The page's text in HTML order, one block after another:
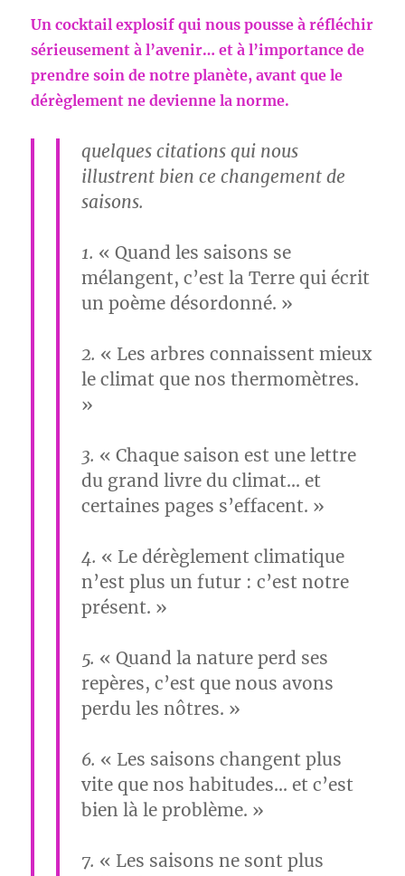
Un cocktail explosif qui nous pousse à réfléchir
sérieusement à l’avenir… et à l’importance de
prendre soin de notre planète, avant que le
dérèglement ne devienne la norme.
quelques citations qui nous
illustrent bien ce changement de
saisons.
1. « Quand les saisons se
mélangent, c’est la Terre qui écrit
un poème désordonné. »
2. « Les arbres connaissent mieux
le climat que nos thermomètres.
»
3. « Chaque saison est une lettre
du grand livre du climat… et
certaines pages s’effacent. »
4. « Le dérèglement climatique
n’est plus un futur : c’est notre
présent. »
5. « Quand la nature perd ses
repères, c’est que nous avons
perdu les nôtres. »
6. « Les saisons changent plus
vite que nos habitudes… et c’est
bien là le problème. »
7. « Les saisons ne sont plus